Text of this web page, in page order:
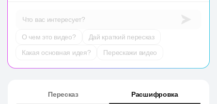
Что вас интересует?
О чем это видео?
Дай краткий пересказ
Какая основная идея?
Перескажи видео
Пересказ Расшифровка